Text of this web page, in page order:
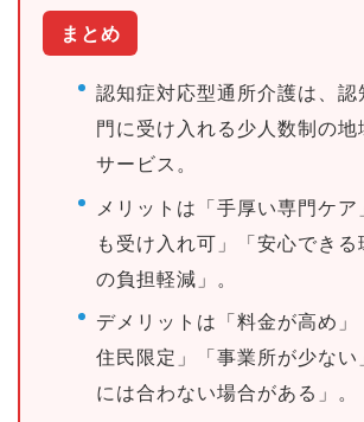
まとめ
認知症対応型通所介護は、認
門に受け入れる少人数制の地
サービス。
メリットは「手厚い専門ケア
も受け入れ可」「安心でき
の負担軽減」。
デメリットは「料金が高め
住民限定」「事業所が少ない
には合わない場合がある」。